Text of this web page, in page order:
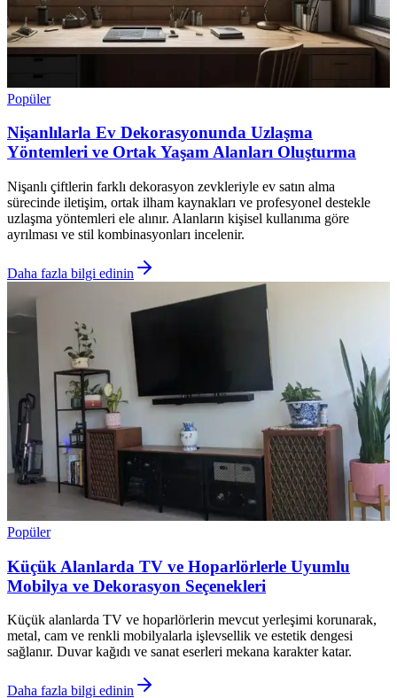
Popüler
Nişanlılarla Ev Dekorasyonunda Uzlaşma
Yöntemleri ve Ortak Yaşam Alanları Oluşturma
Nişanlı çiftlerin farklı dekorasyon zevkleriyle ev satın alma
sürecinde iletişim, ortak ilham kaynakları ve profesyonel destekle
uzlaşma yöntemleri ele alınır. Alanların kişisel kullanıma göre
ayrılması ve stil kombinasyonları incelenir.
Daha fazla bilgi edinin
Popüler
Küçük Alanlarda TV ve Hoparlörlerle Uyumlu
Mobilya ve Dekorasyon Seçenekleri
Küçük alanlarda TV ve hoparlörlerin mevcut yerleşimi korunarak,
metal, cam ve renkli mobilyalarla işlevsellik ve estetik dengesi
sağlanır. Duvar kağıdı ve sanat eserleri mekana karakter katar.
Daha fazla bilgi edinin